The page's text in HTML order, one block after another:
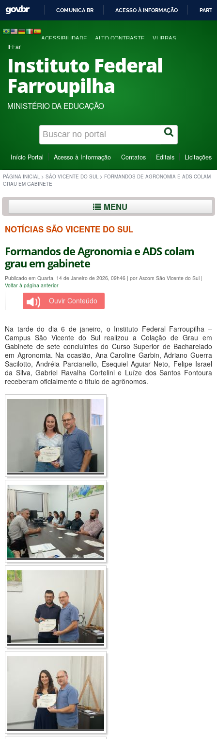
COMUNICA BR ACESSO À INFORMAÇÃO
ACESSIBILIDADE ALTO CONTRASTE VLIBRAS
IFFar
Instituto Federal
Farroupilha
MINISTÉRIO DA EDUCAÇÃO
Início Portal Acesso à Informação Contatos Editais Licitações
PÁGINA INICIAL > SÃO VICENTE DO SUL > FORMANDOS DE AGRONOMIA E ADS COLAM
GRAU EM GABINETE
MENU
NOTÍCIAS SÃO VICENTE DO SUL
Formandos de Agronomia e ADS colam
grau em gabinete
Publicado em Quarta, 14 de Janeiro de 2026, 09h46 | por Ascom São Vicente do Sul |
Voltar à página anterior
Ouvir Conteúdo
Na tarde do dia 6 de janeiro, o Instituto Federal Farroupilha –
Campus São Vicente do Sul realizou a Colação de Grau em
Gabinete de sete concluintes do Curso Superior de Bacharelado
em Agronomia. Na ocasião, Ana Caroline Garbin, Adriano Guerra
Sacilotto, Andréia Parcianello, Esequiel Aguiar Neto, Felipe Israel
da Silva, Gabriel Ravalha Cortelini e Luíze dos Santos Fontoura
receberam oficialmente o título de agrônomos.